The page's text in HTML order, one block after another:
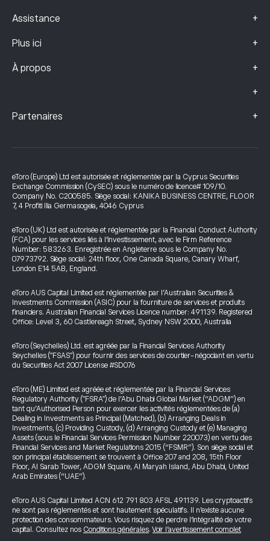
Assistance +
Plus ici +
À propos +
+
Partenaires +
eToro (Europe) Ltd est autorisée et réglementée par la Cyprus Securities
Exchange Commission (CySEC) sous le numéro de licence# 109/10.
Company No. C200585. Siège social: KANIKA BUSINESS CENTRE, FLOOR
7, 4 Profiti Ilia Germasogeia, 4046 Cyprus
eToro (UK) Ltd est autorisée et réglementée par la Financial Conduct Authority
(FCA) pour les services liés à l’investissement, avec le Firm Reference
Number: 583263. Enregistrée en Angleterre sous le Company No.
07973792. Siège social: 24th floor, One Canada Square, Canary Wharf,
London E14 5AB, England.
eToro AUS Capital Limited est réglementée par l’Australian Securities &
Investments Commission (ASIC) pour la fourniture de services et produits
financiers. Australian Financial Services Licence number: 491139. Registered
Office: Level 3, 60 Castlereagh Street, Sydney NSW 2000, Australia
eToro (Seychelles) Ltd. est agréée par la Financial Services Authority
Seychelles ("FSAS") pour fournir des services de courtier-négociant en vertu
du Securities Act 2007 License #SD076
eToro (ME) Limited est agréée et réglementée par la Financial Services
Regulatory Authority ("FSRA") de l’Abu Dhabi Global Market (“ADGM”) en
tant qu’Authorised Person pour exercer les activités réglementées de (a)
Dealing in Investments as Principal (Matched), (b) Arranging Deals in
Investments, (c) Providing Custody, (d) Arranging Custody et (e) Managing
Assets (sous le Financial Services Permission Number 220073) en vertu des
Financial Services and Market Regulations 2015 (“FSMR”). Son siège social et
son principal établissement se trouvent à Office 207 and 208, 15th Floor
Floor, Al Sarab Tower, ADGM Square, Al Maryah Island, Abu Dhabi, United
Arab Emirates (“UAE”).
eToro AUS Capital Limited ACN 612 791 803 AFSL 491139. Les cryptoactifs
ne sont pas réglementés et sont hautement spéculatifs. Il n’existe aucune
protection des consommateurs. Vous risquez de perdre l’intégralité de votre
capital. Consultez nos Conditions générales.Voir l’avertissement complet